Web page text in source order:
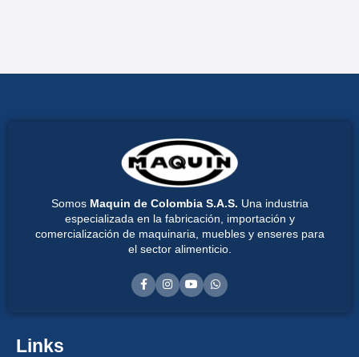
Somos Maquin de Colombia S.A.S. Una industria
especializada en la fabricación, importación y
comercialización de maquinaria, muebles y enseres para
el sector alimenticio.
Links